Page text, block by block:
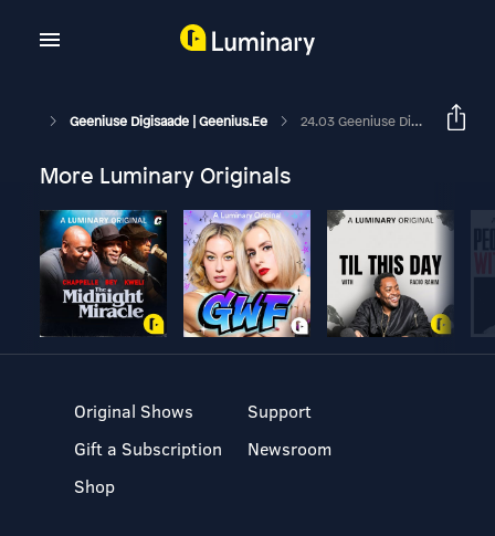
Geeniuse Digisaade | Geenius.ee 24.03 Geeniuse Digisaade: Vaidlus Jälgimisühiskonna Üle Ja Nõuanded Autostereo Uuendamiseks
More Luminary Originals
Original Shows
Gift a Subscription
Shop
Support
Newsroom